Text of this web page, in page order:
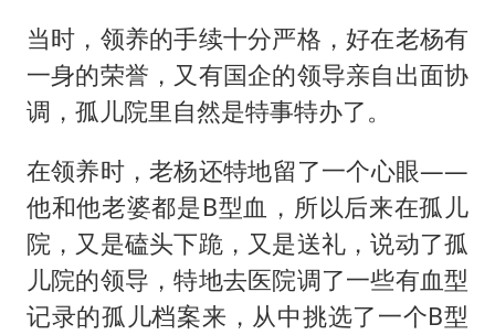
当时，领养的手续十分严格，好在老杨有
一身的荣誉，又有国企的领导亲自出面协
调，孤儿院里自然是特事特办了。
在领养时，老杨还特地留了一个心眼——
他和他老婆都是B型血，所以后来在孤儿
院，又是磕头下跪，又是送礼，说动了孤
儿院的领导，特地去医院调了一些有血型
记录的孤儿档案来，从中挑选了一个B型